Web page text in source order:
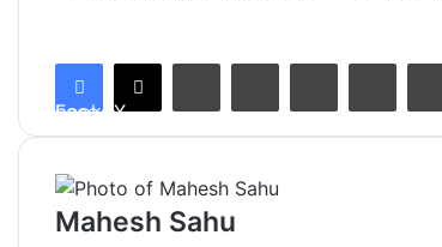
Facebook X
Mahesh Sahu